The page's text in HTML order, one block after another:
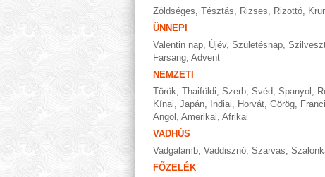
Zöldséges, Tésztás, Rizses, Rizottó,
ÜNNEPI
Valentin nap, Újév, Születésnap,
Farsang, Advent
NEMZETI
Török, Thaiföldi, Szerb, Svéd, Spanyol ,
Kínai, Japán, Indiai, Horvát, Görög,
Angol , Amerikai, Afrikai
VADHÚS
Vadgalamb, Vaddisznó, Szarvas,
FŐZELÉK